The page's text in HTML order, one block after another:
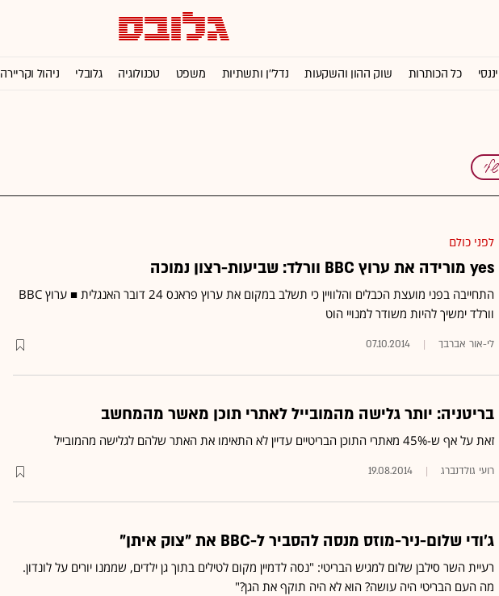
כל הכותרות שוק ההון והשקעות נדל''ן ותשתיות משפט טכנולוגיה גלובלי ניהול וקריירה
לפני כולם
yes מורידה את ערוץ BBC וורלד: שביעות-רצון נמוכה
התחייבה בפני מועצת הכבלים והלוויין כי תשלב במקום את ערוץ פראנס 24 דובר האנגלית ■ ערוץ BBC
וורלד ימשיך להיות משודר למנויי הוט
לי-אור אברבך 07.10.2014
בריטניה: יותר גלישה מהמובייל לאתרי תוכן מאשר מהמחשב
זאת על אף ש-45% מאתרי התוכן הבריטיים עדיין לא התאימו את האתר שלהם לגלישה מהמובייל
19.08.2014
ג'ודי שלום-ניר-מוזס מנסה להסביר ל-BBC את "צוק איתן"
רעיית השר סילבן שלום למגיש הבריטי: "נסה לדמיין מקום לטילים בתוך גן ילדים, שממנו יורים על לונדון.
מה העם הבריטי היה עושה? הוא לא היה תוקף את הגן?"